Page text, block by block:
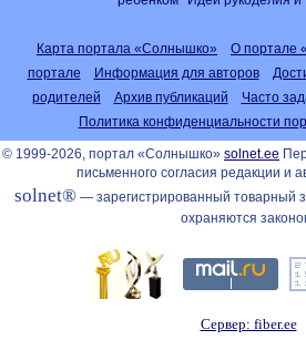
Карта портала «Солнышко» О портале
портале
Информация для авторов
родителей
Архив публикаций
Часто
Политика конфиденциальности
© 1999-2026, портал «Солнышко» solnet.ee
письменного согласия редакции и
solnet® — зарегистрированный товарный
охраняются
Сервер: fiber.ee